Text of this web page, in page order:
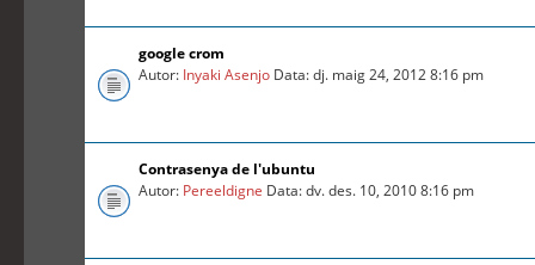
google crom
Autor: Inyaki Asenjo Data: dj. maig 24, 2012 8:16 pm
Contrasenya de l'ubuntu
Autor: Pereeldigne Data: dv. des. 10, 2010 8:16 pm